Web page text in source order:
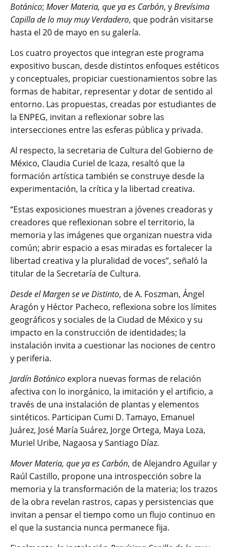
Botánico; Mover Materia, que ya es Carbón, yBrevísima
Capilla de lo muy muy Verdadero, que podrán visitarse
hasta el 20 de mayo en su galería.
Los cuatro proyectos que integran este programa
expositivo buscan, desde distintos enfoques estéticos
y conceptuales, propiciar cuestionamientos sobre las
formas de habitar, representar y dotar de sentido al
entorno. Las propuestas, creadas por estudiantes de
la ENPEG, invitan a reflexionar sobre las
intersecciones entre las esferas pública y privada.
Al respecto, la secretaria de Cultura del Gobierno de
México, Claudia Curiel de Icaza, resaltó que la
formación artística también se construye desde la
experimentación, la crítica y la libertad creativa.
“Estas exposiciones muestran a jóvenes creadoras y
creadores que reflexionan sobre el territorio, la
memoria y las imágenes que organizan nuestra vida
común; abrir espacio a esas miradas es fortalecer la
libertad creativa y la pluralidad de voces”, señaló la
titular de la Secretaría de Cultura.
Desde el Margen se ve Distinto, de A. Foszman, Ángel
Aragón y Héctor Pacheco, reflexiona sobre los límites
geográficos y sociales de la Ciudad de México y su
impacto en la construcción de identidades; la
instalación invita a cuestionar las nociones de centro
y periferia.
Jardín Botánico explora nuevas formas de relación
afectiva con lo inorgánico, la imitación y el artificio, a
través de una instalación de plantas y elementos
sintéticos. Participan Cumi D. Tamayo, Emanuel
Juárez, José María Suárez, Jorge Ortega, Maya Loza,
Muriel Uribe, Nagaosa y Santiago Díaz.
Mover Materia, que ya es Carbón, de Alejandro Aguilar y
Raúl Castillo, propone una introspección sobre la
memoria y la transformación de la materia; los trazos
de la obra revelan rastros, capas y persistencias que
invitan a pensar el tiempo como un flujo continuo en
el que la sustancia nunca permanece fija.